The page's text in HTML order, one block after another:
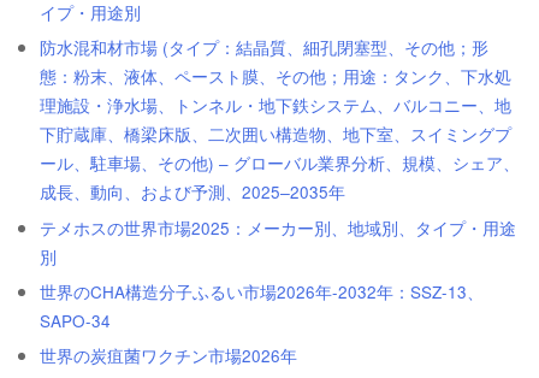
イプ・用途別
防水混和材市場 (タイプ：結晶質、細孔閉塞型、その他；形
態：粉末、液体、ペースト膜、その他；用途：タンク、下水処
理施設・浄水場、トンネル・地下鉄システム、バルコニー、地
下貯蔵庫、橋梁床版、二次囲い構造物、地下室、スイミングプ
ール、駐車場、その他) – グローバル業界分析、規模、シェア、
成長、動向、および予測、2025‒2035年
テメホスの世界市場2025：メーカー別、地域別、タイプ・用途
別
世界のCHA構造分子ふるい市場2026年-2032年：SSZ-13、
SAPO-34
世界の炭疽菌ワクチン市場2026年